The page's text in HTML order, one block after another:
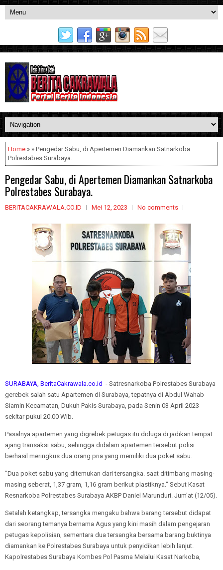
Home » » Pengedar Sabu, di Apertemen Diamankan Satnarkoba
Polrestabes Surabaya.
Pengedar Sabu, di Apertemen Diamankan Satnarkoba
Polrestabes Surabaya.
BERITACAKRAWALA.CO.ID Mei 12, 2023 No comments
SURABAYA, BeritaCakrawala.co.id - Satresnarkoba Polrestabes Surabaya
gerebek salah satu Apartemen di Surabaya, tepatnya di Abdul Wahab
Siamin Kecamatan, Dukuh Pakis Surabaya, pada Senin 03 April 2023
sekitar pukul 20.00 Wib.
Pasalnya apartemen yang digrebek petugas itu diduga di jadikan tempat
ajang transaksi sabu, sehingga didalam apartemen tersebut polisi
berhasil meringkus dua orang pria yang memiliki dua poket sabu.
"Dua poket sabu yang ditemukan dari tersangka. saat ditimbang masing-
masing seberat, 1,37 gram, 1,16 gram berikut plastiknya." Sebut Kasat
Resnarkoba Polrestabes Surabaya AKBP Daniel Marunduri. Jum'at (12/05).
Setalah ketangkap, tersangka mengaku bahwa barang tersebut didapat
dari seorang temanya bernama Agus yang kini masih dalam pengejaran
petugas kepolisian, sementara dua tersangka bersama barang buktinya
diamankan ke Polrestabes Surabaya untuk penyidikan lebih lanjut.
Kapolrestabes Surabaya Kombes Pol Pasma Melalui Kasat Narkoba,